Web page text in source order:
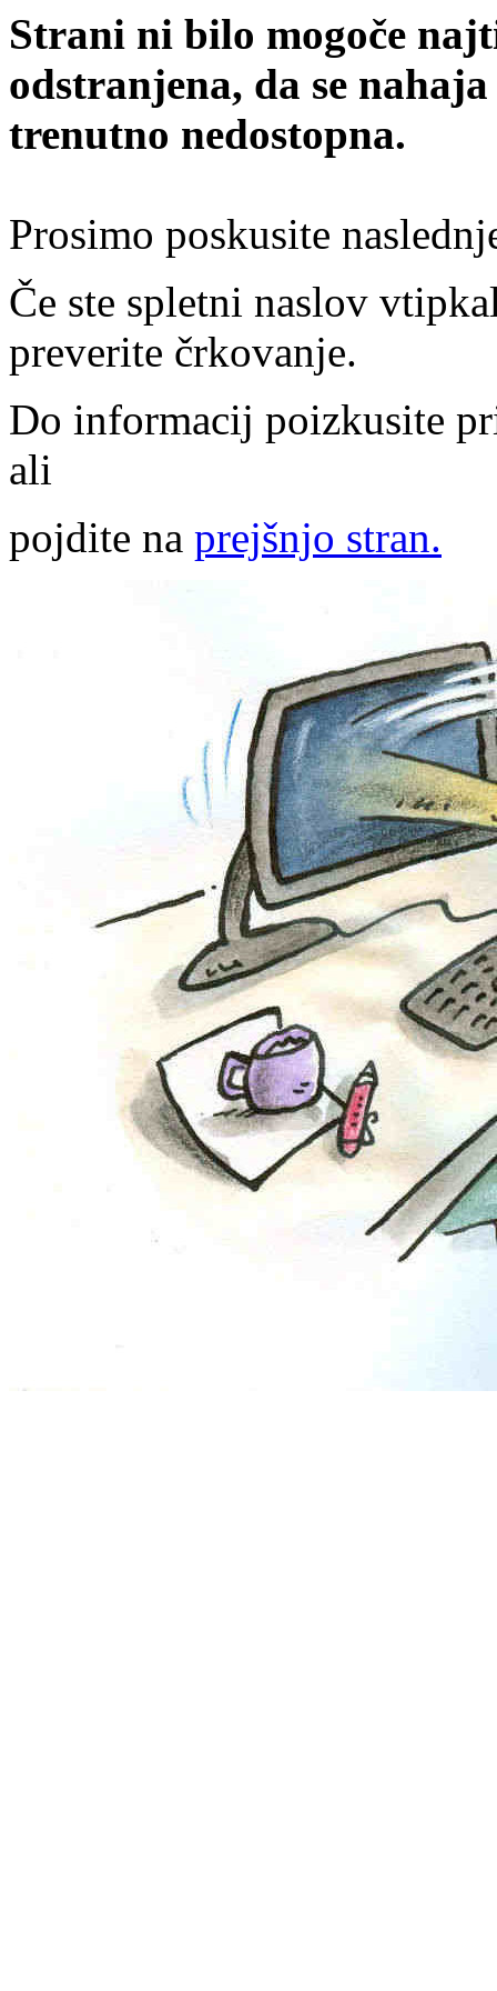
Strani ni bilo mogoče
odstranjena, da se
trenutno nedostopna.
Prosimo poskusite
Če ste spletni naslov
preverite črkovanje.
Do informacij poizkusite
ali
pojdite na prejšnjo stran.